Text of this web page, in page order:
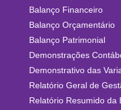
Balanço Financeiro
Balanço Orçamentário
Balanço Patrimonial
Demonstrações
Demonstrativo das
Relatório Geral de
Relatório Resumido da